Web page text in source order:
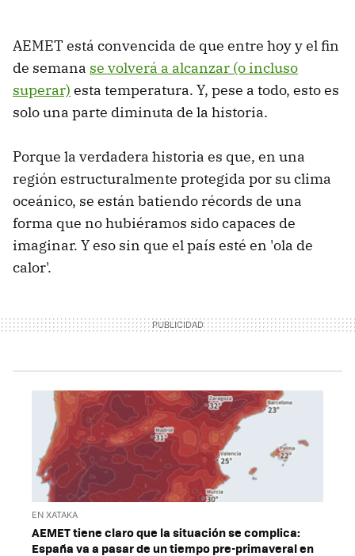
AEMET está convencida de que entre hoy y el fin
de semana se volverá a alcanzar (o incluso
superar) esta temperatura. Y, pese a todo, esto es
solo una parte diminuta de la historia.
Porque la verdadera historia es que, en una
región estructuralmente protegida por su clima
oceánico, se están batiendo récords de una
forma que no hubiéramos sido capaces de
imaginar. Y eso sin que el país esté en 'ola de
calor'.
EN XATAKA
AEMET tiene claro que la situación se complica:
España va a pasar de un tiempo pre-primaveral en